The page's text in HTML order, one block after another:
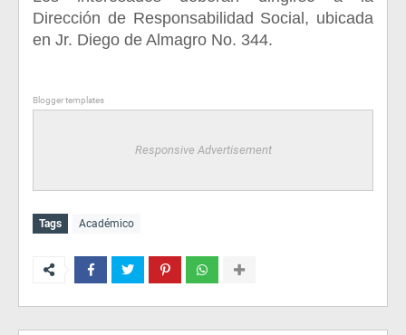
Dirección de Responsabilidad Social, ubicada
en Jr. Diego de Almagro No. 344.
Blogger templates
Responsive Advertisement
Tags Académico